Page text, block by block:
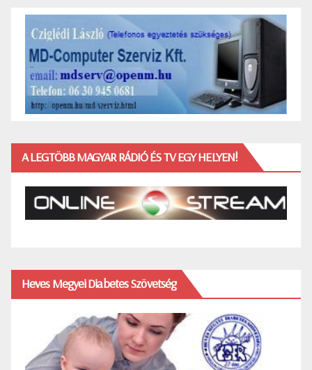
A LEGTÖBB MAGYAR RÁDIÓ ÉS TV EGY HELYEN!
Heves Megyei Diabetes Szövetség